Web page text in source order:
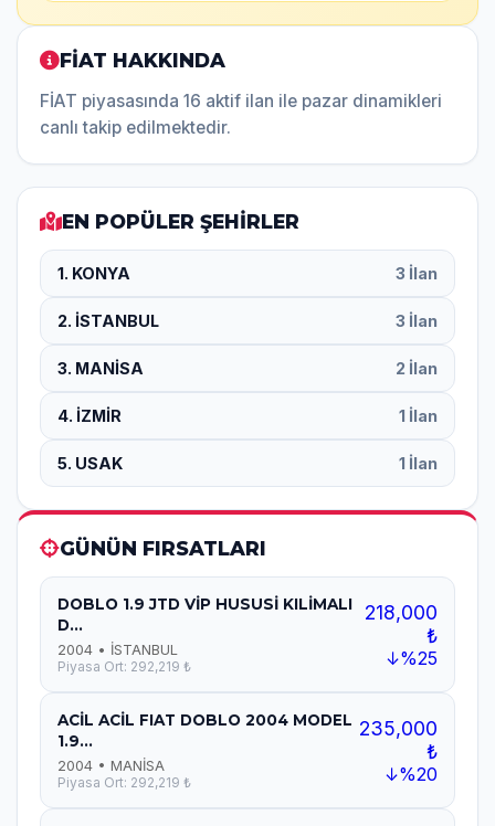
FİAT HAKKINDA
FİAT piyasasında 16 aktif ilan ile pazar dinamikleri
canlı takip edilmektedir.
EN POPÜLER ŞEHİRLER
1. KONYA 3 İlan
2. İSTANBUL 3 İlan
3. MANİSA 2 İlan
4. İZMİR 1 İlan
5. USAK 1 İlan
GÜNÜN FIRSATLARI
DOBLO 1.9 JTD VİP HUSUSİ KILİMALI
D...
2004 • İSTANBUL
Piyasa Ort: 292,219 ₺
218,000
₺
↓%25
ACİL ACİL FIAT DOBLO 2004 MODEL
1.9...
2004 • MANİSA
Piyasa Ort: 292,219 ₺
235,000
₺
↓%20